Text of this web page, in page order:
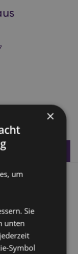
aus
×
um
Sie
unten
Symbol